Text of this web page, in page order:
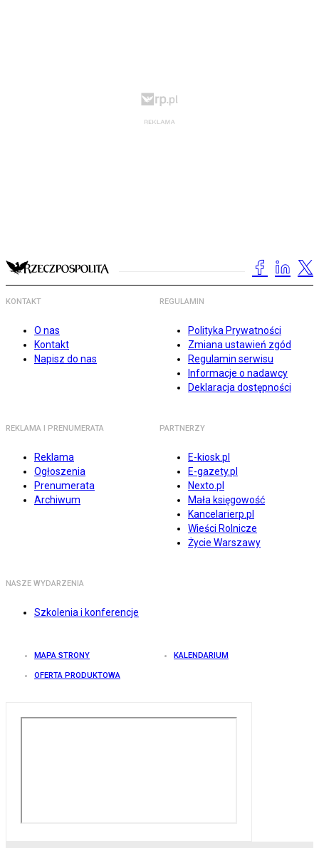
KONTAKT
O nas
Kontakt
Napisz do nas
REGULAMIN
Polityka Prywatności
Zmiana ustawień zgód
Regulamin serwisu
Informacje o nadawcy
Deklaracja dostępności
REKLAMA I PRENUMERATA
Reklama
Ogłoszenia
Prenumerata
Archiwum
PARTNERZY
E-kiosk.pl
E-gazety.pl
Nexto.pl
Mała księgowość
Kancelarierp.pl
Wieści Rolnicze
Życie Warszawy
NASZE WYDARZENIA
Szkolenia i konferencje
MAPA STRONY KALENDARIUM
OFERTA PRODUKTOWA